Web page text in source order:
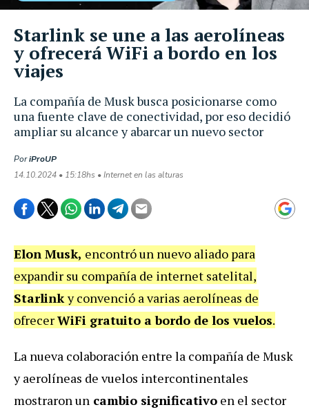
La compañía de Musk busca posicionarse como
una fuente clave de conectividad, por eso decidió
ampliar su alcance y abarcar un nuevo sector
PoriProUP
14.10.2024 • 15:18hs • Internet en las alturas
Starlink se une a las aerolíneas
y ofrecerá WiFi a bordo en los
viajes
Elon Musk, encontró un nuevo aliado para
expandir su compañía de internet satelital,
Starlinky convenció a varias aerolíneas de
ofrecerWiFi gratuito a bordo de los vuelos.
La nueva colaboración entre la compañía de Musk
y aerolíneas de vuelos intercontinentales
mostraron un cambio significativo en el sector